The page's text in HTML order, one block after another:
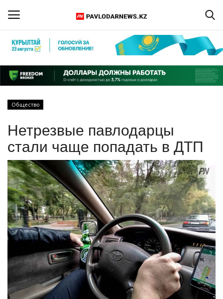
Регистрация
Главная
ПАВЛОДАРСКАЯ ОБЛАСТЬ
КАЗАХСТАН
МИР
СПЕЦПРОЕКТЫ
СПОРТ
Чек-лист
РАЗВЛЕЧЕНИЯ
Общество
Нетрезвые павлодарцы
стали чаще попадать в ДТП